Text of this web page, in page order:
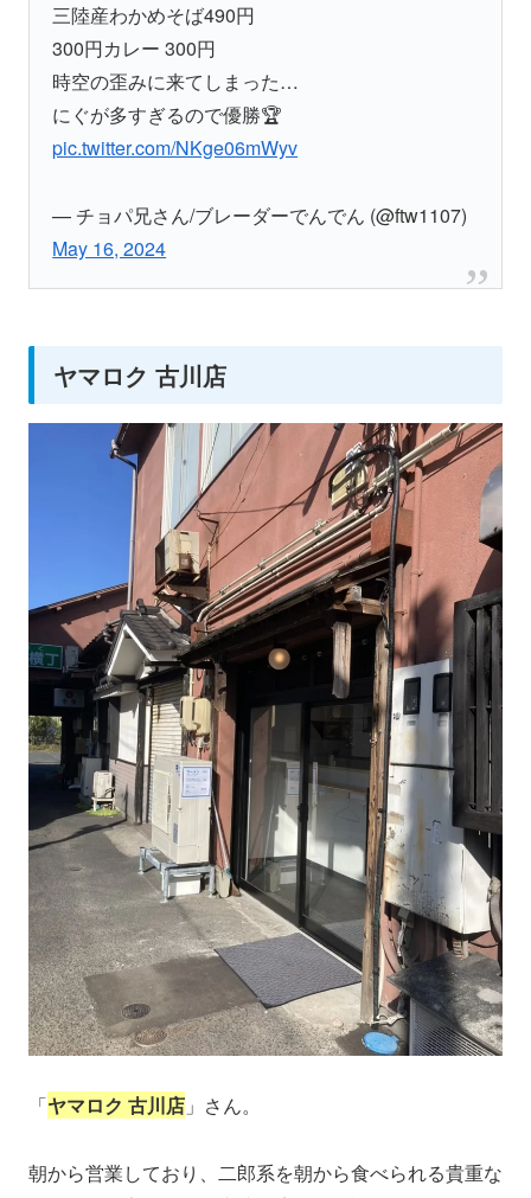
三陸産わかめそば490円
300円カレー 300円
時空の歪みに来てしまった…
にぐが多すぎるので優勝🏆
pic.twitter.com/NKge06mWyv
— チョパ兄さん/ブレーダーでんでん (@ftw1107)
May 16, 2024
ヤマロク 古川店
「ヤマロク 古川店 」さん。
朝から営業しており、二郎系を朝から食べられる貴重な